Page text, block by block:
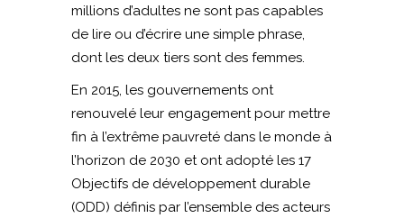
millions d’adultes ne sont pas capables
de lire ou d’écrire une simple phrase,
dont les deux tiers sont des femmes.
En 2015, les gouvernements ont
renouvelé leur engagement pour mettre
fin à l’extrême pauvreté dans le monde à
l’horizon de 2030 et ont adopté les 17
Objectifs de développement durable
(ODD) définis par l’ensemble des acteurs